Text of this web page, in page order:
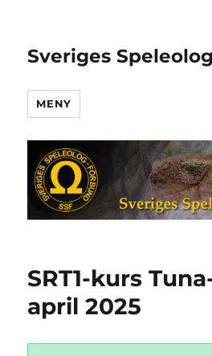
Sveriges
MENY
SRT1-kurs
april 2025